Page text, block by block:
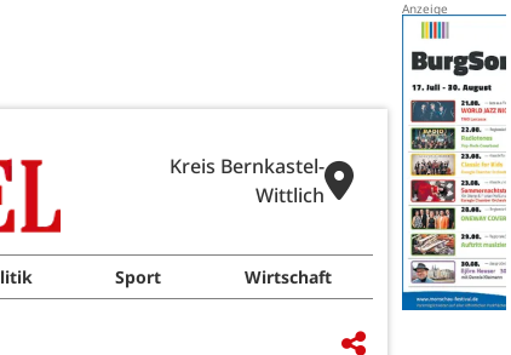
Kreis Bernkastel-
Wittlich
Sport Wirtschaft